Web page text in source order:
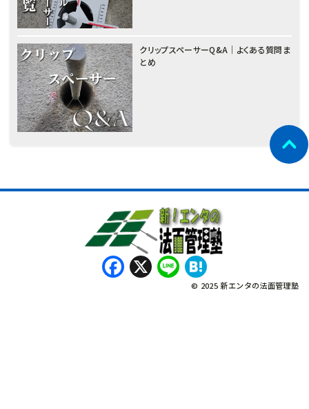
クリップスペーサーQ&A｜よくある質問ま
とめ
Facebook
X Line
© 2025 新エンタの法面管理塾